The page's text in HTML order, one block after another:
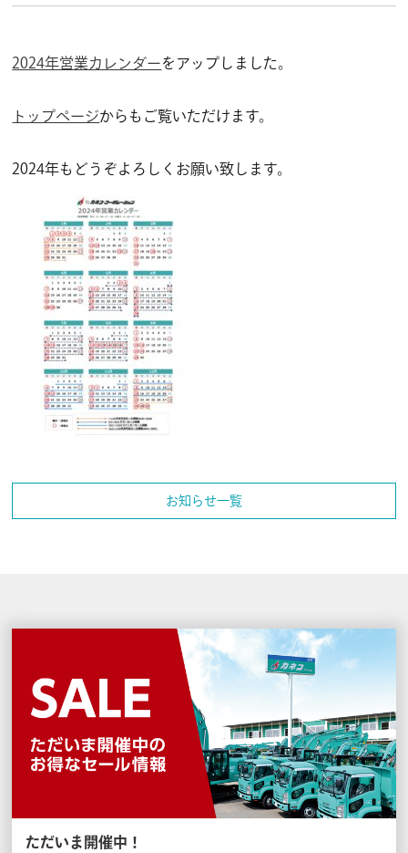
2024年営業カレンダーをアップしました。
トップページからもご覧いただけます。
2024年もどうぞよろしくお願い致します。
お知らせ一覧
ただいま開催中！